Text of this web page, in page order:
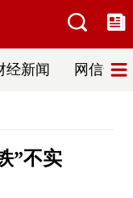
经新闻 网信普法
”不实